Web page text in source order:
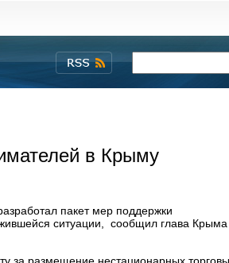
в Крыму
пакет мер поддержки
ситуации, сообщил глава Крыма